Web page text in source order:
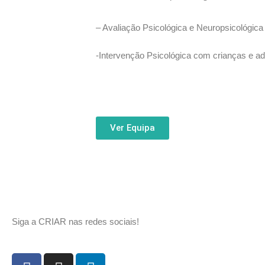
– Avaliação Psicológica e Neuropsicológica
-Intervenção Psicológica com crianças e
Ver Equipa
Siga a CRIAR nas redes sociais!